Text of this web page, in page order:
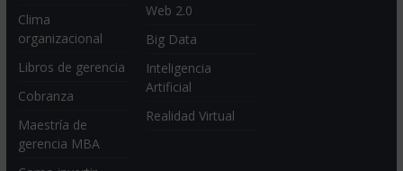
Clima
organizacional
Libros de gerencia
Cobranza
Maestría de
gerencia MBA
Web 2.0
Big Data
Inteligencia
Artificial
Realidad Virtual